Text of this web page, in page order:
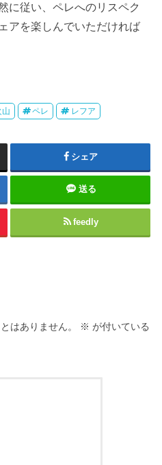
に従い、ペレへのリスペク
アを楽しんでいただければ
山 ペレ レフア
シェア
送る
feedly
はありません。 ※ が付いている